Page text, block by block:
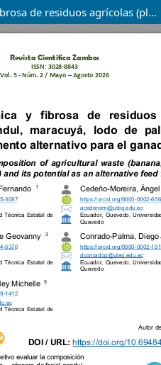
Composición química y fibrosa de residuos agrícolas (plátano, frejol gandul, maracuyá, lodo de palma) y su potencial como alimento alternativo para el ganado